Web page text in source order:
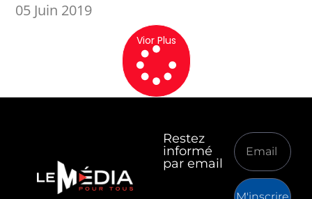
05 Juin 2019
Vior Plus
Restez
informé
par email